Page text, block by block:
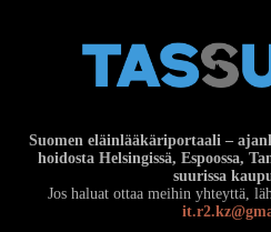
Suomen eläinlääkäriportaali –
hoidosta Helsingissä, Espoossa,
suurissa
Jos haluat ottaa meihin yhteyttä,